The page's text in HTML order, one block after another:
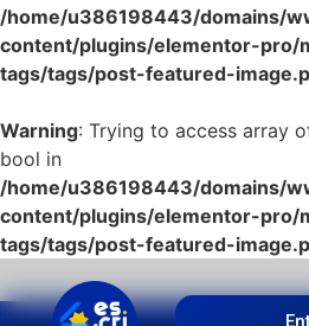
/home/u386198443/domains/
content/plugins/elementor-pro/
tags/tags/post-featured-
Warning: Trying to access array
bool in
/home/u386198443/domains/
content/plugins/elementor-pro/
tags/tags/post-featured-